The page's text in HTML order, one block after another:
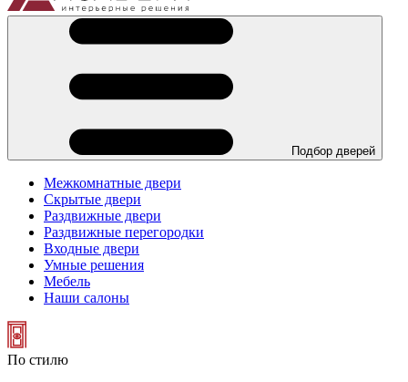
Подбор дверей
Межкомнатные двери
Скрытые двери
Раздвижные двери
Раздвижные перегородки
Входные двери
Умные решения
Мебель
Наши салоны
По стилю